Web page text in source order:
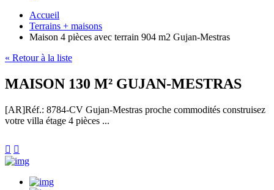
Accueil
Terrains + maisons
Maison 4 pièces avec terrain 904 m2 Gujan-Mestras
« Retour à la liste
MAISON 130 M² GUJAN-MESTRAS
[AR]Réf.: 8784-CV Gujan-Mestras proche commodités construisez
votre villa étage 4 pièces ...
 